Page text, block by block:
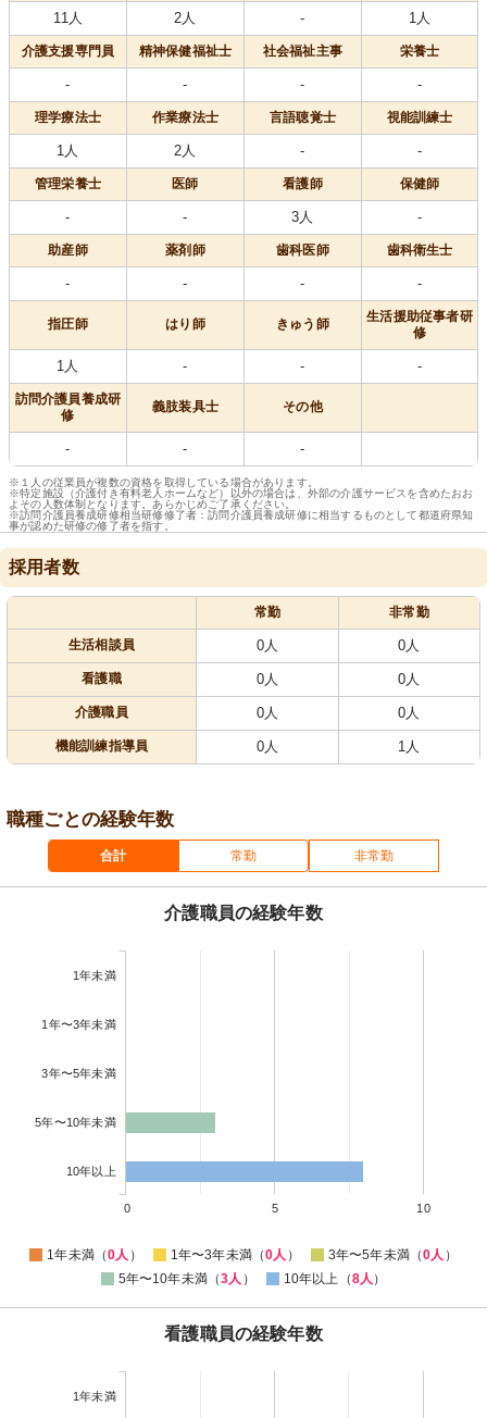
11人 2人 - 1人
介護支援専門員 精神保健福祉士 社会福祉主事 栄養士
- - - -
理学療法士 作業療法士 言語聴覚士 視能訓練士
1人 2人 - -
管理栄養士 医師 看護師 保健師
- - 3人 -
助産師 薬剤師 歯科医師 歯科衛生士
- - - -
指圧師 はり師 きゅう師
生活援助従事者研
修
1人 - - -
訪問介護員養成研
修
義肢装具士 その他
- - -
※１人の従業員が複数の資格を取得している場合があります。
※特定施設（介護付き有料老人ホームなど）以外の場合は、外部の介護サービスを含めたおお
よその人数体制となります。あらかじめご了承ください。
※訪問介護員養成研修相当研修修了者：訪問介護員養成研修に相当するものとして都道府県知
事が認めた研修の修了者を指す。
採用者数
常勤 非常勤
生活相談員 0人 0人
看護職 0人 0人
介護職員 0人 0人
機能訓練指導員 0人 1人
職種ごとの経験年数
合計 常勤 非常勤
介護職員の経験年数
1年未満
1年〜3年未満
3年〜5年未満
5年〜10年未満
10年以上
0 5 10
1年未満（0人 ） 1年〜3年未満（0人 ） 3年〜5年未満（0人 ）
5年〜10年未満（3人 ） 10年以上（8人 ）
看護職員の経験年数
1年未満